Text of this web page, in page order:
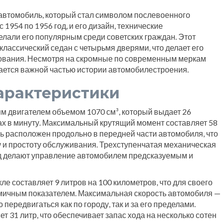
который стал символом послевоенного
по 1956 год, и его дизайн, технические
его популярным среди советских граждан. Этот
седан с четырьмя дверями, что делает его
Несмотря на скромные по современным меркам
важной частью истории автомобилестроения.
двигателем объемом 1070 см³, который выдает 26
в минуту. Максимальный крутящий момент составляет 58
расположен продольно в передней части автомобиля, что
простоту обслуживания. Трехступенчатая механическая
делают управление автомобилем предсказуемым и
составляет 9 литров на 100 километров, что для своего
показателем. Максимальная скорость автомобиля —
как по городу, так и за его пределами.
31 литр, что обеспечивает запас хода на несколько сотен